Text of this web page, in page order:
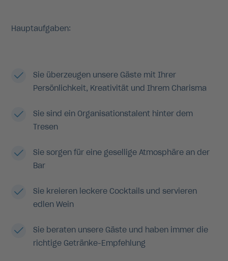
Hauptaufgaben:
Sie überzeugen unsere Gäste mit Ihrer
Persönlichkeit, Kreativität und Ihrem Charisma
Sie sind ein Organisationstalent hinter dem
Tresen
Sie sorgen für eine gesellige Atmosphäre an der
Bar
Sie kreieren leckere Cocktails und servieren
edlen Wein
Sie beraten unsere Gäste und haben immer die
richtige Getränke-Empfehlung